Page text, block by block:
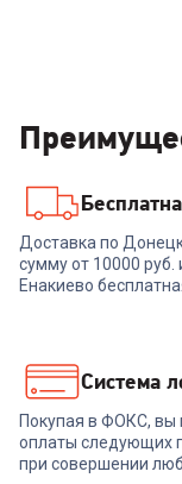
Наушники JBL
BEIGE
4 499₽
В корзину
Доставка по
сумму от 10000 руб.
Енакиево
Система
Покупая в ФОКС, вы
оплаты следующих
при совершении